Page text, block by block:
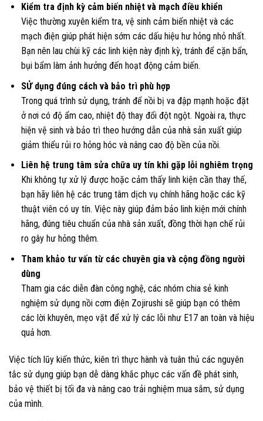
Kiểm tra định kỳ cảm biến nhiệt và mạch điều khiển
Việc thường xuyên kiểm tra, vệ sinh cảm biến nhiệt và các
mạch điện giúp phát hiện sớm các dấu hiệu hư hỏng nhỏ nhất.
Bạn nên lau chùi kỹ các linh kiện này định kỳ, tránh để cặn bẩn,
bụi bẩm làm ảnh hưởng đến hoạt động cảm biến.
SỬ dụng đúng cách và bảo trì phù hợp
Trong quá trình sử dụng, tránh để nồi bị va đập mạnh hoặc đặt
ở nơi có độ ẩm cao, nhiệt độ thay đổi đột ngột. Ngoài ra, thực
hiện vệ sinh và bảo trì theo hướng dẫn của nhà sản xuất giúp
giảm thiểu rủi ro hỏng hóc và nâng cao độ bền của nồi.
Liên hệ trung tâm sửa chữa uy tín khi gặp lỗi nghiêm trọng
Khi không tự xử lý được hoặc cảm thấy linh kiện cần thay thế,
bạn hãy liên hệ các trung tâm dịch vụ chính hãng hoặc các kỹ
thuật viên có uy tín. Việc này giúp đảm bảo linh kiện mới chính
hãng, đúng tiêu chuẩn của nhà sản xuất, đồng thời hạn chế rủi
ro gây hư hỏng thêm.
Tham khảo tư vấn từ các chuyên gia và cộng đồng người
dùng
Tham gia các diễn đàn công nghệ, các nhóm chia sẻ kinh
nghiệm sử dụng nồi cơm điện Zojirushi sẽ giúp bạn có thêm
các lời khuyên, mẹo vặt để xử lý các lỗi như E17 an toàn và hiệu
quả hơn.
Việc tích lũy kiến thức, kiên trì thực hành và tuân thủ các nguyên
tắc sử dụng giúp bạn dễ dàng khắc phục các vấn đề phát sinh,
bảo vệ thiết bị tối đa và nâng cao trải nghiệm mua sắm, sử dụng
của mình.